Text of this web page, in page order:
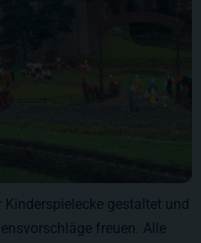
gestaltet und
freuen. Alle